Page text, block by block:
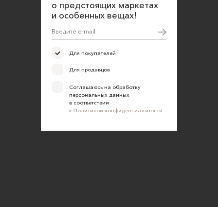
о предстоящих маркетах
и особенных вещах!
Для покупателей
Для продавцов
Соглашаюсь на обработку
персональных данных
в соответствии
с Политикой конфиденциальности